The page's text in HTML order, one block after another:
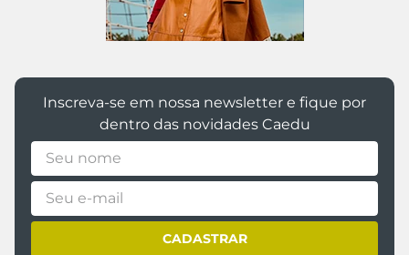
Inscreva-se em nossa newsletter e fique por
dentro das novidades Caedu
CADASTRAR